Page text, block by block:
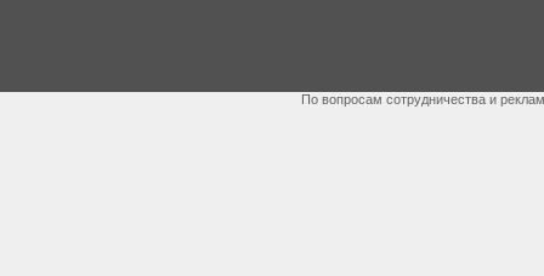
По вопросам сотрудничества и